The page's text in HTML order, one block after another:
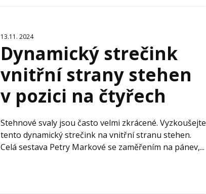
13.11. 2024
Dynamický strečink
vnitřní strany stehen
v pozici na čtyřech
Stehnové svaly jsou často velmi zkrácené. Vyzkoušejte
tento dynamický strečink na vnitřní stranu stehen.
Celá sestava Petry Markové se zaměřením na pánev,...